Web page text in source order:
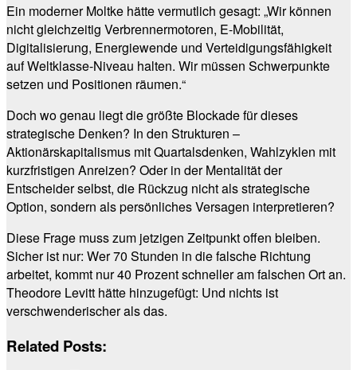
Ein moderner Moltke hätte vermutlich gesagt: „Wir können
nicht gleichzeitig Verbrennermotoren, E-Mobilität,
Digitalisierung, Energiewende und Verteidigungsfähigkeit
auf Weltklasse-Niveau halten. Wir müssen Schwerpunkte
setzen und Positionen räumen.“
Doch wo genau liegt die größte Blockade für dieses
strategische Denken? In den Strukturen –
Aktionärskapitalismus mit Quartalsdenken, Wahlzyklen mit
kurzfristigen Anreizen? Oder in der Mentalität der
Entscheider selbst, die Rückzug nicht als strategische
Option, sondern als persönliches Versagen interpretieren?
Diese Frage muss zum jetzigen Zeitpunkt offen bleiben.
Sicher ist nur: Wer 70 Stunden in die falsche Richtung
arbeitet, kommt nur 40 Prozent schneller am falschen Ort an.
Theodore Levitt hätte hinzugefügt: Und nichts ist
verschwenderischer als das.
Related Posts: